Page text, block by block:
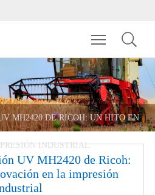
Toggle
MH2420 DE RICOH: UN HITO EN
INDUSTRIAL
UV MH2420 de Ricoh:
en la impresión